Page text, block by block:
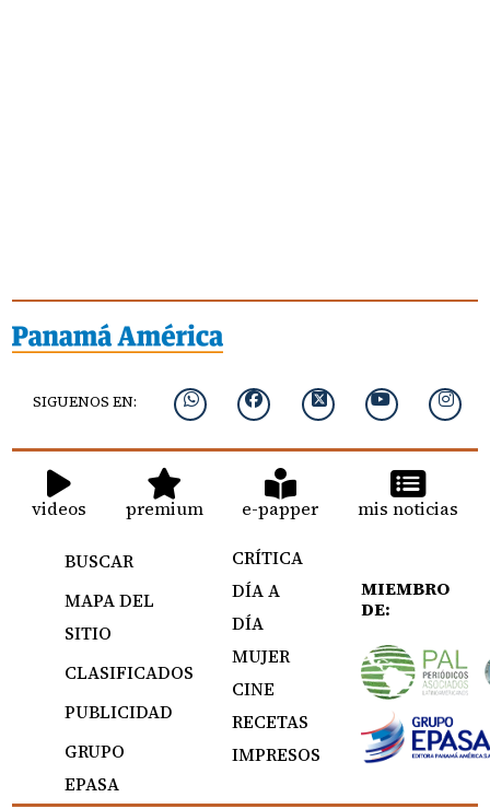
SIGUENOS EN:
videos premium e-papper mis noticias
BUSCAR
MAPA DEL
SITIO
CLASIFICADOS
PUBLICIDAD
GRUPO
EPASA
CRÍTICA
DÍA A
DÍA
MUJER
CINE
RECETAS
IMPRESOS
MIEMBRO
DE: